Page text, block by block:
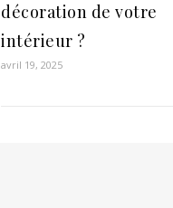
décoration de votre
intérieur ?
avril 19, 2025